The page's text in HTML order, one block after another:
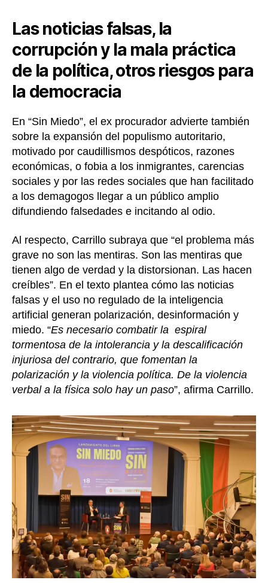
Las noticias falsas, la
corrupción y la mala práctica
de la política, otros riesgos para
la democracia
En “Sin Miedo”, el ex procurador advierte también
sobre la expansión del populismo autoritario,
motivado por caudillismos despóticos, razones
económicas, o fobia a los inmigrantes, carencias
sociales y por las redes sociales que han facilitado
a los demagogos llegar a un público amplio
difundiendo falsedades e incitando al odio.
Al respecto, Carrillo subraya que “el problema más
grave no son las mentiras. Son las mentiras que
tienen algo de verdad y la distorsionan. Las hacen
creíbles”. En el texto plantea cómo las noticias
falsas y el uso no regulado de la inteligencia
artificial generan polarización, desinformación y
miedo. “Es necesario combatir la espiral
tormentosa de la intolerancia y la descalificación
injuriosa del contrario, que fomentan la
polarización y la violencia política. De la violencia
verbal a la física solo hay un paso”, afirma Carrillo.